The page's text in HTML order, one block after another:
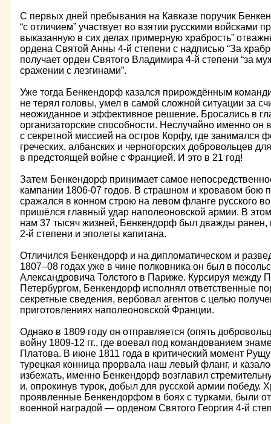
С первых дней пребывания на Кавказе поручик
“с отличием” участвует во взятии русскими войсками
выказанную в сих делах примерную храбрость”
ордена Святой Анны 4-й степени с надписью “За
получает орден Святого Владимира 4-й степени “за
сражении с лезгинами”.
Уже тогда Бенкендорф казался прирождённым
не терял головы, умел в самой сложной ситуации за
неожиданное и эффективное решение. Бросались в
организаторские способности. Неслучайно именно он
с секретной миссией на остров Корфу, где занимался
греческих, албанских и черногорских добровольцев
в предстоящей войне с Францией. И это в 21 год!
Затем Бенкендорф принимает самое
кампании 1806-07 годов. В страшном и кровавом бою
сражался в конном строю на левом фланге русского
пришёлся главный удар наполеоновской армии. В
нам 37 тысяч жизней, Бенкендорф был дважды
2-й степени и эполеты капитана.
Отличился Бенкендорф и на дипломатическом и
1807–08 годах уже в чине полковника он был в
Александровича Толстого в Париже. Курсируя между
Петербургом, Бенкендорф исполнял ответственные
секретные сведения, вербовал агентов с целью
приготовлениях наполеоновской Франции.
Однако в 1809 году он отправляется (опять
войну 1809-12 гг., где воевал под командованием
Платова. В июне 1811 года в критический момент
турецкая конница прорвала наш левый фланг, и
избежать, именно Бенкендорф возглавил
и, опрокинув турок, добыл для русской армии победу.
проявленные Бенкендорфом в боях с турками, были
военной наградой — орденом Святого Георгия 4-й